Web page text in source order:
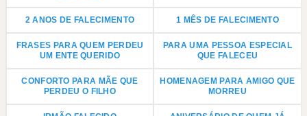
2 ANOS DE FALECIMENTO 1 MÊS DE FALECIMENTO
FRASES PARA QUEM PERDEU
UM ENTE QUERIDO
PARA UMA PESSOA ESPECIAL
QUE FALECEU
CONFORTO PARA MÃE QUE
PERDEU O FILHO
HOMENAGEM PARA AMIGO QUE
MORREU